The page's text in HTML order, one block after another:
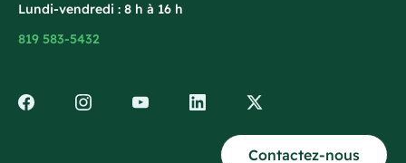
Lundi-vendredi : 8 h à 16 h
819 583-5432
Contactez-nous